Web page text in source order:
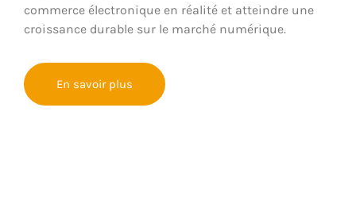
commerce électronique en réalité et atteindre une
croissance durable sur le marché numérique.
En savoir plus